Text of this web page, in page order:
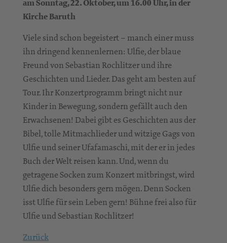
am Sonntag, 22. Oktober, um 16.00 Uhr, in der
Kirche Baruth
Viele sind schon begeistert – manch einer muss
ihn dringend kennenlernen: Ulfie, der blaue
Freund von Sebastian Rochlitzer und ihre
Geschichten und Lieder. Das geht am besten auf
Tour. Ihr Konzertprogramm bringt nicht nur
Kinder in Bewegung, sondern gefällt auch den
Erwachsenen! Dabei gibt es Geschichten aus der
Bibel, tolle Mitmachlieder und witzige Gags von
Ulfie und seiner Ufafamaschi, mit der er in jedes
Buch der Welt reisen kann. Und, wenn du
getragene Socken zum Konzert mitbringst, wird
Ulfie dich besonders gern mögen. Denn Socken
isst Ulfie für sein Leben gern! Bühne frei also für
Ulfie und Sebastian Rochlitzer!
Zurück